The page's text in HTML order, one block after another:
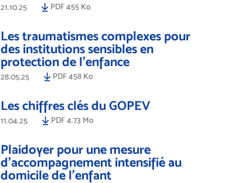
21.10.25 PDF 455 Ko
Les traumatismes complexes pour
des institutions sensibles en
protection de l'enfance
28.05.25 PDF 458 Ko
Les chiffres clés du GOPEV
11.04.25 PDF 4.73 Mo
Plaidoyer pour une mesure
d’accompagnement intensifié au
domicile de l’enfant